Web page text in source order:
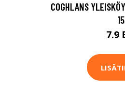
COGHLANS
7.9